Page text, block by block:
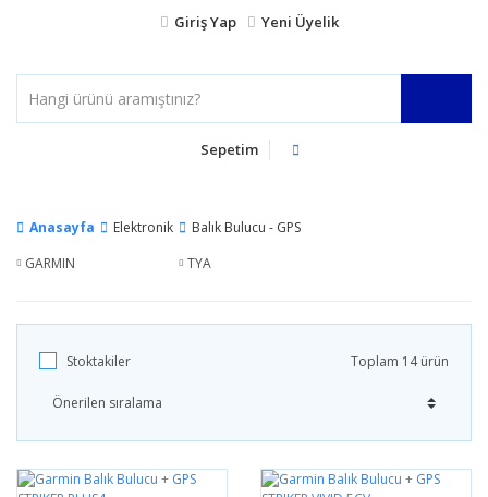
Giriş Yap Yeni Üyelik
Sepetim
Anasayfa Elektronik
Balık Bulucu - GPS
GARMIN
TYA
Stoktakiler Toplam 14 ürün